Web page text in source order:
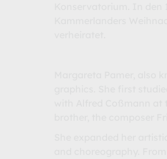
Konservatorium. In
Kammerlanders
Margareta Pamer, also
graphics. She first
with Alfred Coßmann
brother, the composer
She expanded her
and choreography.